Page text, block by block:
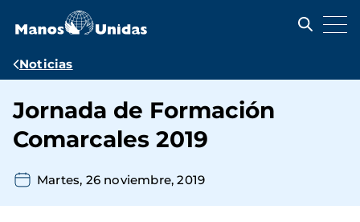
contenido
Ruta
navegación
Noticias
Jornada de Formación
Comarcales 2019
Martes, 26 noviembre, 2019